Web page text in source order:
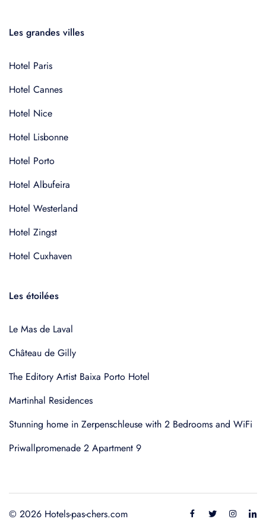
Les grandes villes
Hotel Paris
Hotel Cannes
Hotel Nice
Hotel Lisbonne
Hotel Porto
Hotel Albufeira
Hotel Westerland
Hotel Zingst
Hotel Cuxhaven
Les étoilées
Le Mas de Laval
Château de Gilly
The Editory Artist Baixa Porto Hotel
Martinhal Residences
Stunning home in Zerpenschleuse with 2 Bedrooms and WiFi
Priwallpromenade 2 Apartment 9
© 2026 Hotels-pas-chers.com